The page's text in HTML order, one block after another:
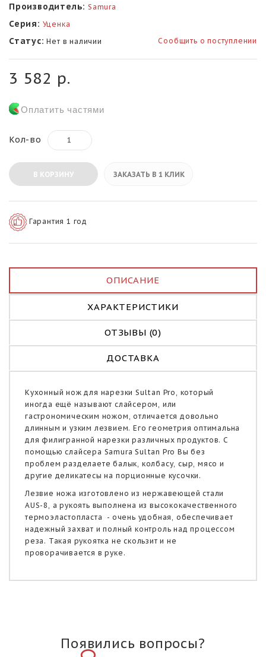
Производитель: Samura
Серия: Уценка
Статус: Нет в наличии Сообщить о поступлении
3 582 р.
Оплатить частями
Кол-во
В КОРЗИНУ ЗАКАЗАТЬ В 1 КЛИК
Гарантия 1 год
ОПИСАНИЕ
ХАРАКТЕРИСТИКИ
ОТЗЫВЫ (0)
ДОСТАВКА
Кухонный нож для нарезки Sultan Pro, который
иногда ещё называют слайсером, или
гастрономическим ножом, отличается довольно
длинным и узким лезвием. Его геометрия оптимальна
для филигранной нарезки различных продуктов. С
помощью слайсера Samura Sultan Pro Вы без
проблем разделаете балык, колбасу, сыр, мясо и
другие деликатесы на порционные кусочки.
Лезвие ножа изготовлено из нержавеющей стали
AUS-8, а рукоять выполнена из высококачественного
термоэластопласта - очень удобная, обеспечивает
надежный захват и полный контроль над процессом
реза. Такая рукоятка не скользит и не
проворачивается в руке.
Появились вопросы?